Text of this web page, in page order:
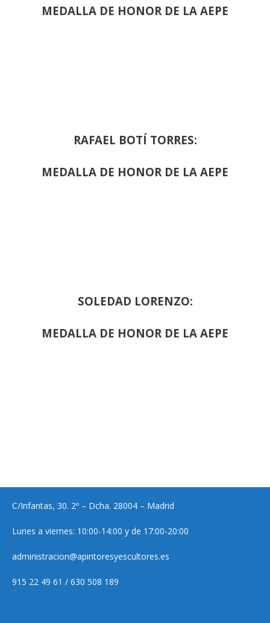
MEDALLA DE HONOR DE LA AEPE
RAFAEL BOTÍ TORRES:
MEDALLA DE HONOR DE LA AEPE
SOLEDAD LORENZO:
MEDALLA DE HONOR DE LA AEPE
C/Infantas, 30. 2º – Dcha. 28004 – Madrid
Lunes a viernes: 10:00-14:00 y de 17:00-20:00
administracion@apintoresyescultores.es
915 22 49 61 / 630 508 189